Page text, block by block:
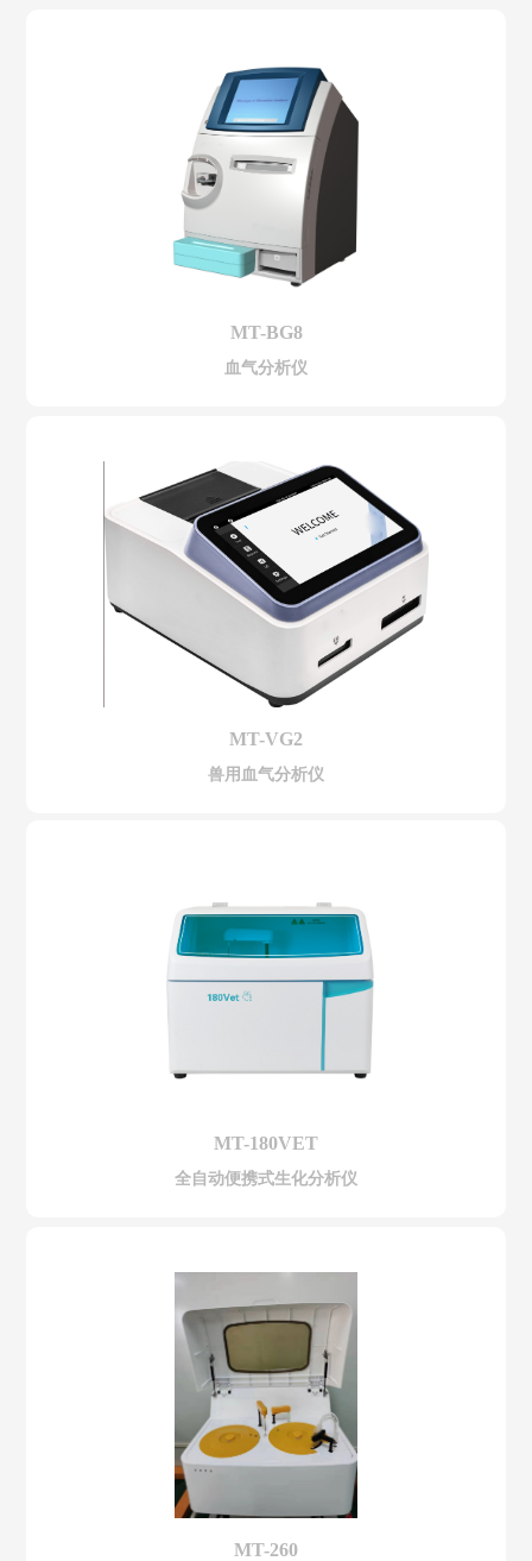
MT-BG8
血气分析仪
MT-VG2
兽用血气分析仪
MT-180VET
全自动便携式生化分析仪
MT-260